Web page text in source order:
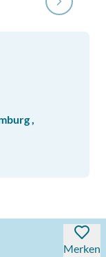
,
Merken